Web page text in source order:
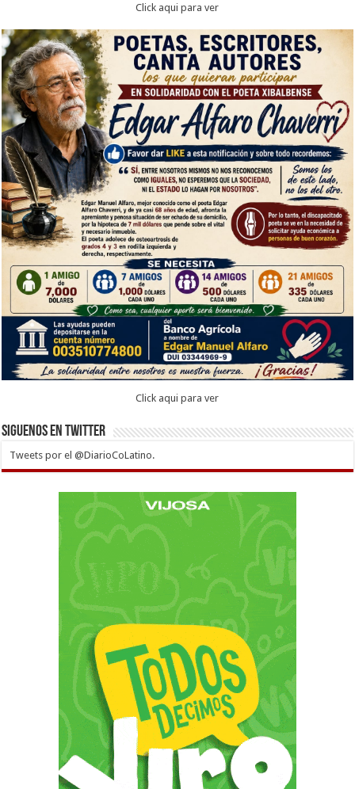
Click aqui para ver
Click aqui para ver
Siguenos en twitter
Tweets por el @DiarioCoLatino.